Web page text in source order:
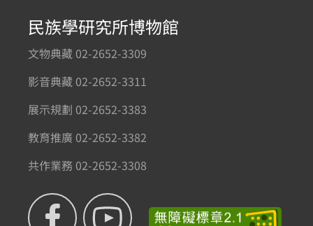
民族學研究所博物館
文物典藏 02-2652-3309
影音典藏 02-2652-3311
展示規劃 02-2652-3383
教育推廣 02-2652-3382
共作業務 02-2652-3308